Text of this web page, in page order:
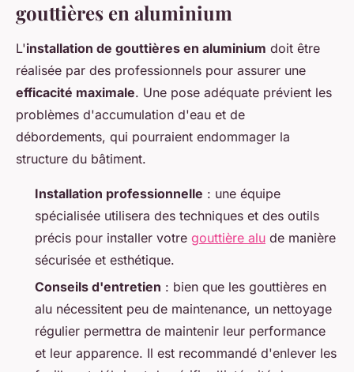
gouttières en aluminium
L'installation de gouttières en aluminium doit être
réalisée par des professionnels pour assurer une
efficacité maximale. Une pose adéquate prévient les
problèmes d'accumulation d'eau et de
débordements, qui pourraient endommager la
structure du bâtiment.
Installation professionnelle : une équipe
spécialisée utilisera des techniques et des outils
précis pour installer votre gouttière alu de manière
sécurisée et esthétique.
Conseils d'entretien : bien que les gouttières en
alu nécessitent peu de maintenance, un nettoyage
régulier permettra de maintenir leur performance
et leur apparence. Il est recommandé d'enlever les